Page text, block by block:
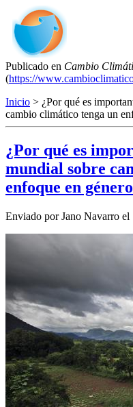
Publicado en Cambio
(https://
Inicio > ¿Por qué es
cambio climático tenga un
¿Por qué es
mundial sobre
enfoque en
Enviado porJano Navarro el